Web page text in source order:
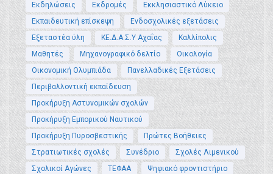
Εκδηλώσεις
Εκδρομές
Εκκλησιαστικό Λύκειο
Εκπαιδευτική επίσκεψη
Ενδοσχολικές εξετάσεις
Εξεταστέα ύλη
ΚΕ.Δ.Α.Σ.Υ Αχαΐας
Καλλίπολις
Μαθητές
Μηχανογραφικό δελτίο
Οικολογία
Οικονομική Ολυμπιάδα
Πανελλαδικές Εξετάσεις
Περιβαλλοντική εκπαίδευση
Προκήρυξη Αστυνομικών σχολών
Προκήρυξη Εμπορικού Ναυτικού
Προκήρυξη Πυροσβεστικής
Πρώτες Βοήθειες
Στρατιωτικές σχολές
Συνέδριο
Σχολές Λιμενικού
Σχολικοί Αγώνες
ΤΕΦΑΑ
Ψηφιακό φροντιστήριο